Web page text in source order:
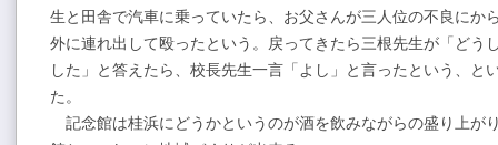
生と田舎で汽車に乗っていたら、お父さんが三人位の不良にか
外に連れ出して殴ったという。戻ってきたら三根先生が「どう
した」と答えたら、校長先生一言「よし」と言ったという、と
た。
記念館は桂浜にどうかというのが酒を飲みながらの盛り上が